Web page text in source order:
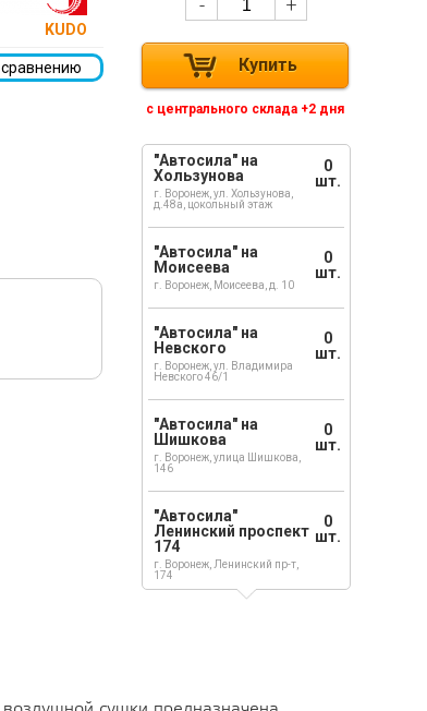
KUDO
Купить
с центрального склада +2 дня
"Автосила" на
Хользунова
г. Воронеж, ул. Хользунова,
д.48а, цокольный этаж
0
шт.
"Автосила" на
Моисеева
г. Воронеж, Моисеева, д. 10
0
шт.
"Автосила" на
Невского
г. Воронеж, ул. Владимира
Невского 46/1
0
шт.
"Автосила" на
Шишкова
г. Воронеж, улица Шишкова,
146
0
шт.
"Автосила"
Ленинский проспект
174
г. Воронеж, Ленинский пр-т,
174
0
шт.